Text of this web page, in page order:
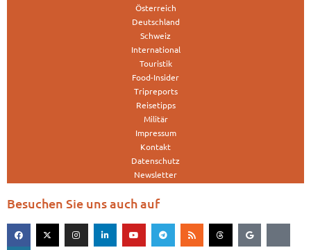
Österreich
Deutschland
Schweiz
International
Touristik
Food-Insider
Tripreports
Reisetipps
Militär
Impressum
Kontakt
Datenschutz
Newsletter
Besuchen Sie uns auch auf